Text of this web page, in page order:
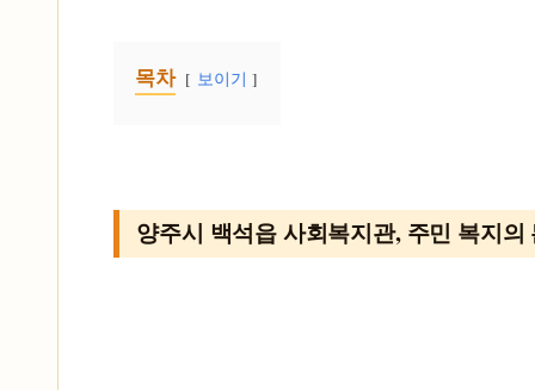
목차 보이기
양주시 백석읍 사회복지관, 주민 복지의